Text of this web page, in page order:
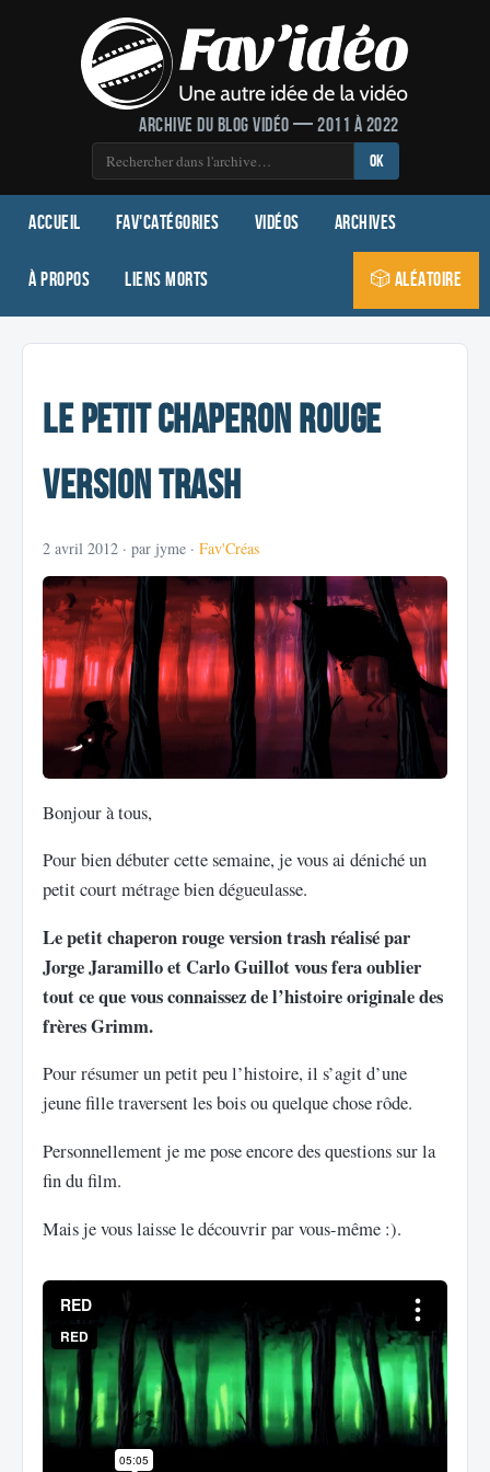
Archive du blog vidéo — 2011 à 2022
OK
Accueil Fav'Catégories Vidéos Archives
À propos Liens morts 🎲 Aléatoire
Le petit chaperon rouge
version trash
2 avril 2012 · par jyme · Fav'Créas
Bonjour à tous,
Pour bien débuter cette semaine, je vous ai déniché un
petit court métrage bien dégueulasse.
Le petit chaperon rouge version trash réalisé par
Jorge Jaramillo et Carlo Guillot vous fera oublier
tout ce que vous connaissez de l’histoire originale des
frères Grimm.
Pour résumer un petit peu l’histoire, il s’agit d’une
jeune fille traversent les bois ou quelque chose rôde.
Personnellement je me pose encore des questions sur la
fin du film.
Mais je vous laisse le découvrir par vous-même :).